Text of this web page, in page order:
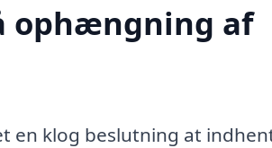
ophængning af
en klog beslutning at